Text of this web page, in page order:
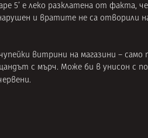
5’ е леко разклатена от факта, че
и вратите не са отворили
витрини на магазини –
щандът с мърч. Може би в унисон